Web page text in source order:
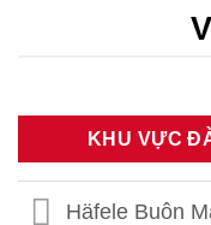
KHU VỰC
Häfele Buôn